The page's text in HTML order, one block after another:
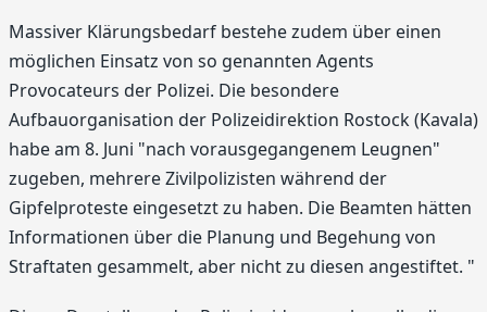
Massiver Klärungsbedarf bestehe zudem über einen
möglichen Einsatz von so genannten Agents
Provocateurs der Polizei. Die besondere
Aufbauorganisation der Polizeidirektion Rostock (Kavala)
habe am 8. Juni "nach vorausgegangenem Leugnen"
zugeben, mehrere Zivilpolizisten während der
Gipfelproteste eingesetzt zu haben. Die Beamten hätten
Informationen über die Planung und Begehung von
Straftaten gesammelt, aber nicht zu diesen angestiftet. "